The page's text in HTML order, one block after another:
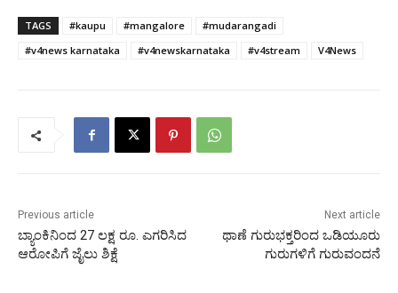
TAGS #kaupu #mangalore
#mudarangadi
#v4news karnataka
#v4newskarnataka #v4stream V4News
Previous article
ಬ್ಯಾಂಕಿನಿಂದ 27 ಲಕ್ಷ ರೂ. ಎಗರಿಸಿದ
ಆರೋಪಿಗೆ ಜೈಲು ಶಿಕ್ಷೆ
Next article
ಥಾಣೆ ಗುರುಭಕ್ತರಿಂದ ಒಡಿಯೂರು
ಗುರುಗಳಿಗೆ ಗುರುವಂದನೆ